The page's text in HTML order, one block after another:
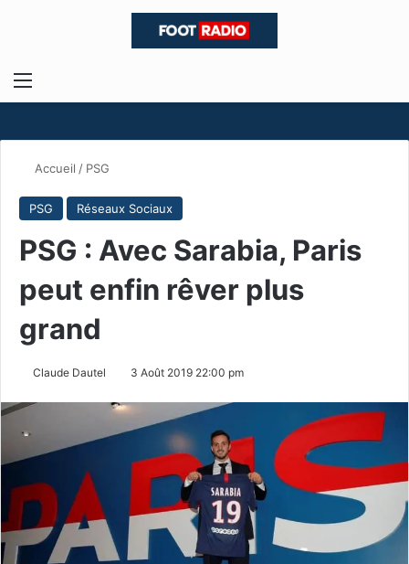
Menu
Accueil / PSG
PSG Réseaux Sociaux
PSG : Avec Sarabia, Paris
peut enfin rêver plus
grand
Claude Dautel 3 Août 2019 22:00 pm